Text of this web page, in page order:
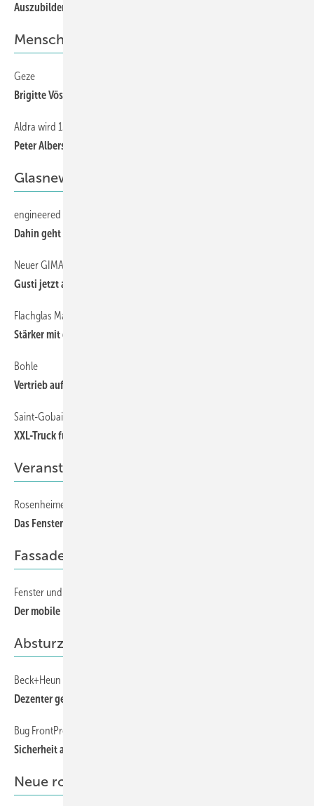
Auszubildende zum Botschafter des Unternehmens machen
Menschen
Geze
Brigitte Vöster-Alber ist seit 50 Jahren die Chefin
Aldra wird 130
Peter Albers 50 Jahre bei Aldra
Glasnews
engineered transparency
Dahin geht die Reise bei Glas und Fassade
Neuer GIMAV Präsident
Gusti jetzt am Steuer
Flachglas Markenkreis
Stärker mit den eigenen Marken
Bohle
Vertrieb aufgestockt
Saint-Gobain Glass
XXL-Truck für Maxi-Gläser
Veranstaltung
Rosenheimer Fenstertage 2018
Das Fenster wird neu gedacht
Fassade
Fenster und Fassade auf der Baustelle prüfen
Der mobile Prüfstand ist da
Absturzsichernde verglasung
Beck+Heun
Dezenter geht es kaum
Bug FrontProtect
Sicherheit auf höchstem Niveau
Neue rodukte